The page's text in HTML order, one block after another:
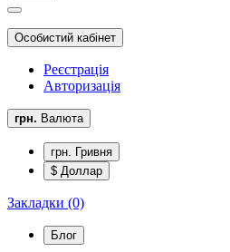
Особистий кабінет
Реєстрація
Авторизація
грн. Валюта
грн. Гривня
$ Доллар
Закладки (0)
Блог